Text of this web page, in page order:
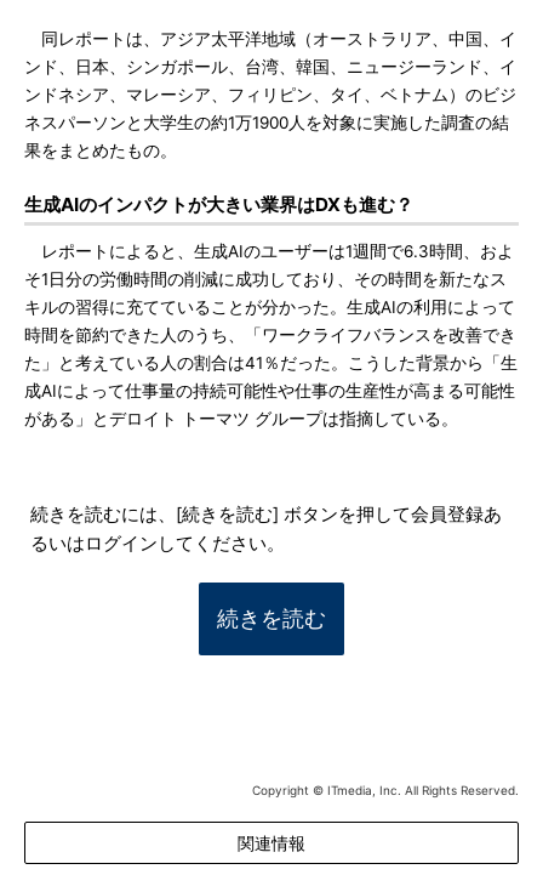
同レポートは、アジア太平洋地域（オーストラリア、中国、イ
ンド、日本、シンガポール、台湾、韓国、ニュージーランド、イ
ンドネシア、マレーシア、フィリピン、タイ、ベトナム）のビジ
ネスパーソンと大学生の約1万1900人を対象に実施した調査の結
果をまとめたもの。
生成AIのインパクトが大きい業界はDXも進む？
レポートによると、生成AIのユーザーは1週間で6.3時間、およ
そ1日分の労働時間の削減に成功しており、その時間を新たなス
キルの習得に充てていることが分かった。生成AIの利用によって
時間を節約できた人のうち、「ワークライフバランスを改善でき
た」と考えている人の割合は41％だった。こうした背景から「生
成AIによって仕事量の持続可能性や仕事の生産性が高まる可能性
がある」とデロイト トーマツ グループは指摘している。
続きを読むには、[続きを読む] ボタンを押して会員登録あ
るいはログインしてください。
続きを読む
Copyright © ITmedia, Inc. All Rights Reserved.
関連情報